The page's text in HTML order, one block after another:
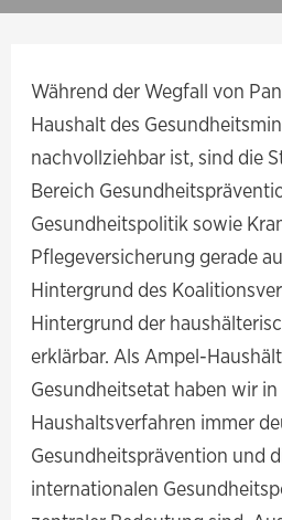
Während der Wegfall von
Haushalt des
nachvollziehbar ist, sind die
Bereich
Gesundheitspolitik sowie
Pflegeversicherung gerade
Hintergrund des
Hintergrund der
erklärbar. Als Ampel-
Gesundheitsetat haben wir
Haushaltsverfahren immer
Gesundheitsprävention und
internationalen